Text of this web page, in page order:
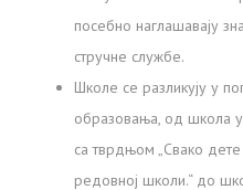
посебно наглашавају
стручне службе.
Школе се разликују у
образовања, од школа у
са тврдњом „Свако
редовној школи.“ до